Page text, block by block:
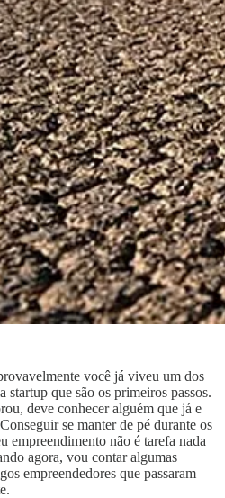
você já viveu um dos
startup que são os primeiros passos.
deve conhecer alguém que já e
se manter de pé durante os
empreendimento não é tarefa nada
agora, vou contar algumas
empreendedores que passaram